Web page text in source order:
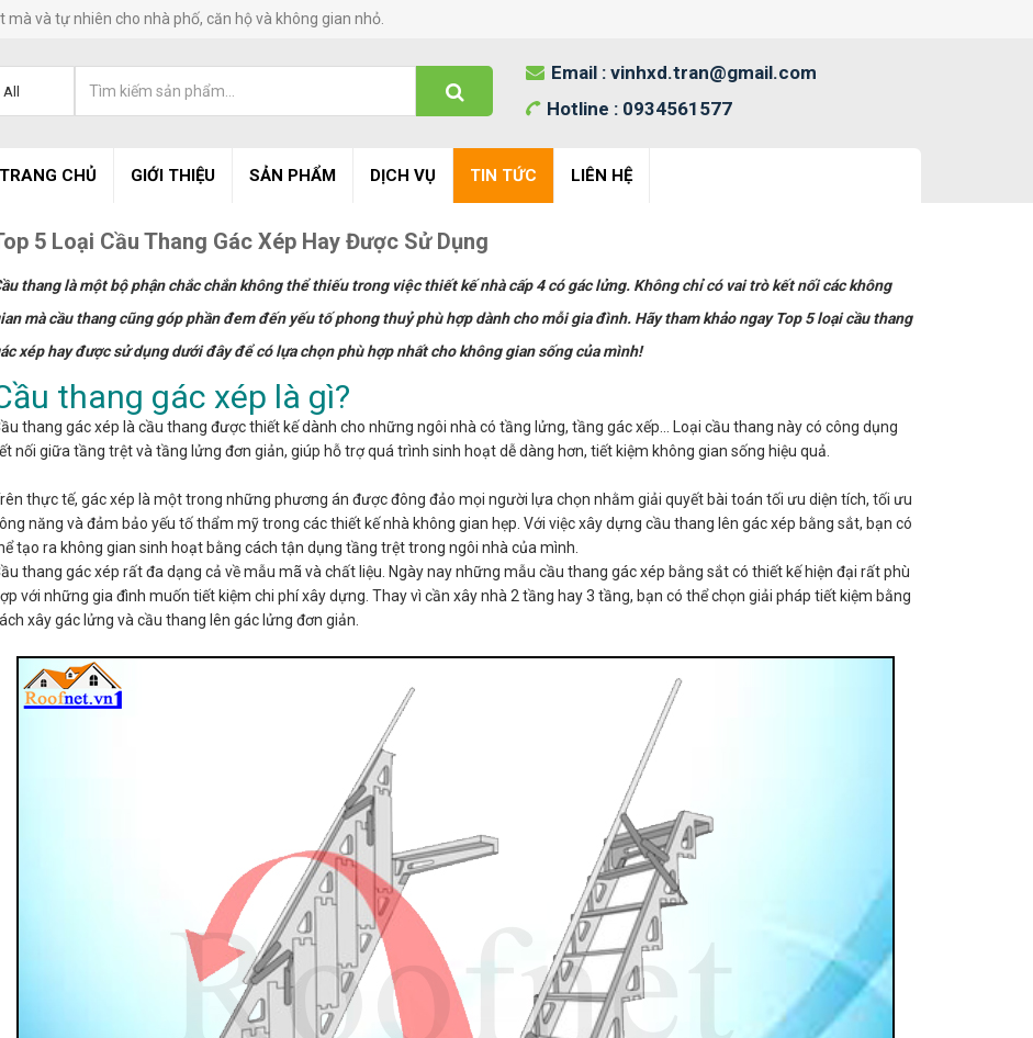
và tự nhiên cho nhà phố, căn hộ và không gian nhỏ.
Email : vinhxd.tran@gmail.com
Hotline : 0934561577
TRANG CHỦ GIỚI THIỆU SẢN PHẨM DỊCH VỤ TIN TỨC LIÊN HỆ
5 Loại Cầu Thang Gác Xép Hay Được Sử Dụng
thang là một bộ phận chắc chắn không thể thiếu trong việc thiết kế nhà cấp 4 có gác lửng. Không chỉ có vai trò kết nối các không
mà cầu thang cũng góp phần đem đến yếu tố phong thuỷ phù hợp dành cho mỗi gia đình. Hãy tham khảo ngay Top 5 loại cầu thang
xép hay được sử dụng dưới đây để có lựa chọn phù hợp nhất cho không gian sống của mình!
thang gác xép là gì?
thang gác xép là cầu thang được thiết kế dành cho những ngôi nhà có tầng lửng, tầng gác xếp... Loại cầu thang này có công dụng
nối giữa tầng trệt và tầng lửng đơn giản, giúp hỗ trợ quá trình sinh hoạt dễ dàng hơn, tiết kiệm không gian sống hiệu quả.
thực tế, gác xép là một trong những phương án được đông đảo mọi người lựa chọn nhằm giải quyết bài toán tối ưu diện tích, tối ưu
năng và đảm bảo yếu tố thẩm mỹ trong các thiết kế nhà không gian hẹp. Với việc xây dựng cầu thang lên gác xép bằng sắt, bạn có
tạo ra không gian sinh hoạt bằng cách tận dụng tầng trệt trong ngôi nhà của mình.
thang gác xép rất đa dạng cả về mẫu mã và chất liệu. Ngày nay những mẫu cầu thang gác xép bằng sắt có thiết kế hiện đại rất phù
với những gia đình muốn tiết kiệm chi phí xây dựng. Thay vì cần xây nhà 2 tầng hay 3 tầng, bạn có thể chọn giải pháp tiết kiệm bằng
xây gác lửng và cầu thang lên gác lửng đơn giản.